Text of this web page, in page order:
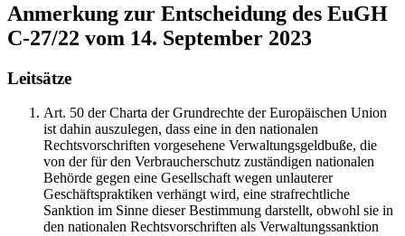
Anmerkung zur Entscheidung des EuGH
C-27/22 vom 14. September 2023
Leitsätze
Art. 50 der Charta der Grundrechte der Europäischen Union
ist dahin auszulegen, dass eine in den nationalen
Rechtsvorschriften vorgesehene Verwaltungsgeldbuße, die
von der für den Verbraucherschutz zuständigen nationalen
Behörde gegen eine Gesellschaft wegen unlauterer
Geschäftspraktiken verhängt wird, eine strafrechtliche
Sanktion im Sinne dieser Bestimmung darstellt, obwohl sie in
den nationalen Rechtsvorschriften als Verwaltungssanktion